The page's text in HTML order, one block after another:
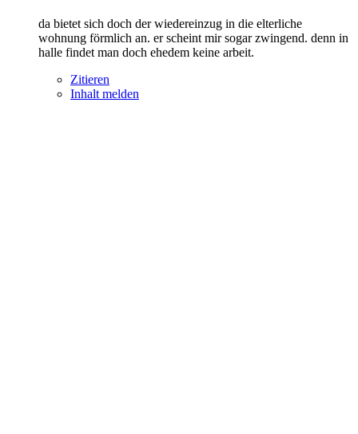
da bietet sich doch der wiedereinzug in die elterliche
wohnung förmlich an. er scheint mir sogar zwingend. denn in
halle findet man doch ehedem keine arbeit.
Zitieren
Inhalt melden